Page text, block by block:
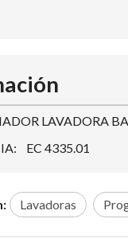
LAVADORA
EC 4335.01
Lavadoras